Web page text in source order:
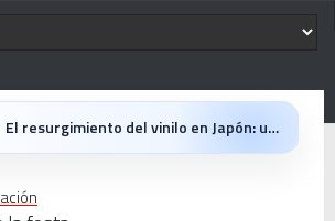
Nova temporada 5 de Deejays de Lleida